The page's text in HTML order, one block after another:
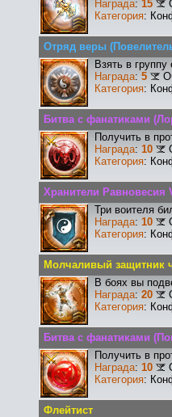
Награда: 15
Категория:
Отряд веры
Взять в
Награда: 5
Категория:
Битва с фанатиками
Получить в
Награда: 10
Категория:
Хранители Равновесия
Три воителя
Награда: 10
Категория:
Молчаливый защитник
В боях вы
Награда: 20
Категория:
Битва с фанатиками
Получить в
Награда: 10
Категория:
Флейтист